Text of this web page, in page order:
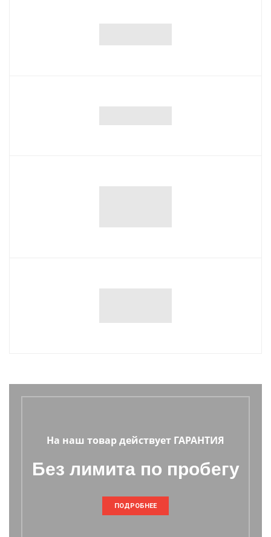
На наш товар действует ГАРАНТИЯ
Без лимита по пробегу
ПОДРОБНЕЕ